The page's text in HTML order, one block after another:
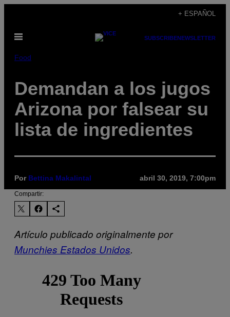
contenido
+ ESPAÑOL
Abrir
SUBSCRIBENEWSLETTER
Food
Demandan a los jugos
Arizona por falsear su
lista de ingredientes
Por Bettina Makalintal abril 30, 2019, 7:00pm
Compartir:
Artículo publicado originalmente por
Munchies Estados Unidos.